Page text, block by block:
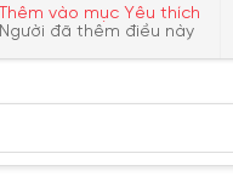
Thêm vào mục Yêu thích
Người đã thêm điều này